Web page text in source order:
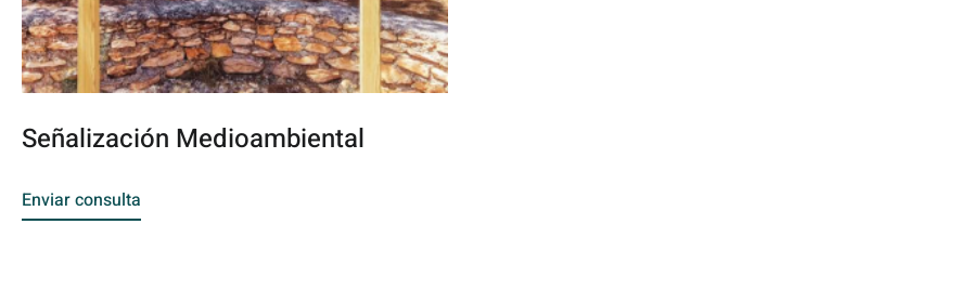
Señalización Medioambiental
Enviar consulta